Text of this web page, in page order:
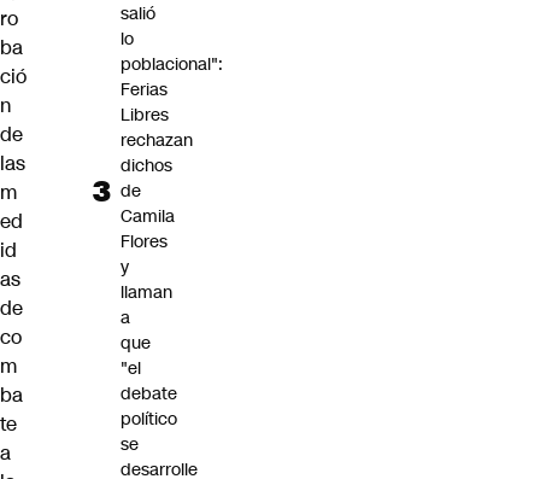
ro
ba
ció
n
de
las
m
ed
id
as
de
co
m
ba
te
a
salió
lo
poblacional":
Ferias
Libres
rechazan
dichos
de
Camila
Flores
y
llaman
a
que
"el
debate
político
se
desarrolle